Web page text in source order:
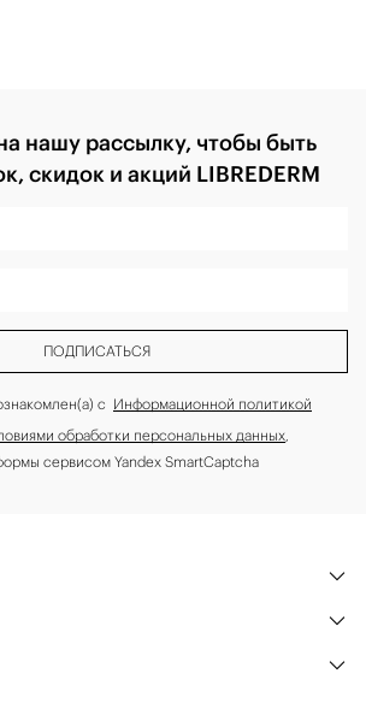
нашу рассылку, чтобы быть
скидок и акций LIBREDERM
ПОДПИСАТЬСЯ
с Информационной политикой
обработки персональных данных,
сервисом Yandex SmartCaptcha